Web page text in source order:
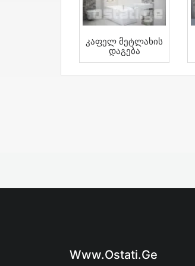
Კაფელ Მეტლახის
Დაგება
Www.ostati.ge